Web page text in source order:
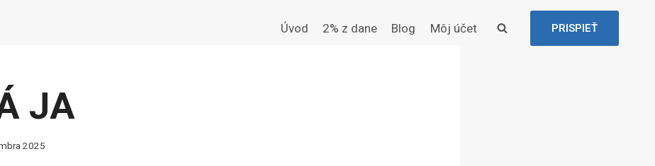
Úvod 2% z dane Blog Môj účet PRISPIEŤ
JA
2025